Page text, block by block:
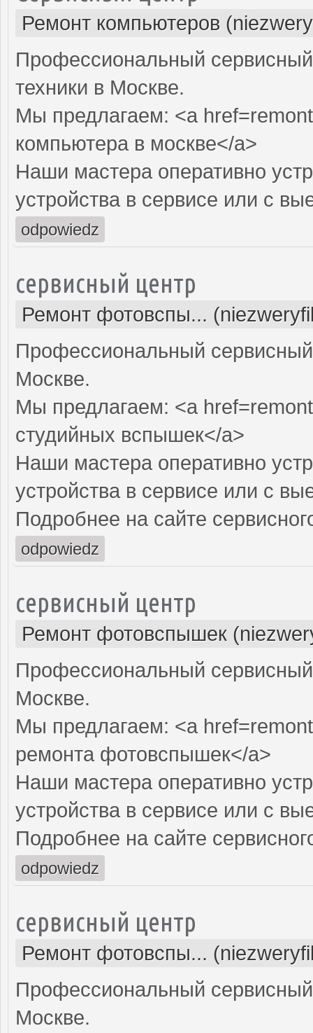
Ремонт компьютеров
Профессиональный
техники в Москве.
Мы предлагаем: <a
компьютера в москве</a>
Наши мастера оперативно
устройства в сервисе или с
odpowiedz
сервисный центр
Ремонт фотовспы...
Профессиональный
Москве.
Мы предлагаем: <a
студийных вспышек</a>
Наши мастера оперативно
устройства в сервисе или с
Подробнее на сайте
odpowiedz
сервисный центр
Ремонт фотовспышек
Профессиональный
Москве.
Мы предлагаем: <a
ремонта фотовспышек</a>
Наши мастера оперативно
устройства в сервисе или с
Подробнее на сайте
odpowiedz
сервисный центр
Ремонт фотовспы...
Профессиональный
Москве.